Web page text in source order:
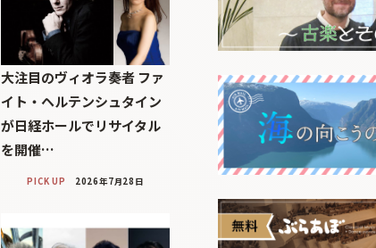
大注目のヴィオラ奏者 ファ
イト・ヘルテンシュタイン
が日経ホールでリサイタル
を開催…
PICK UP 2026年7月28日